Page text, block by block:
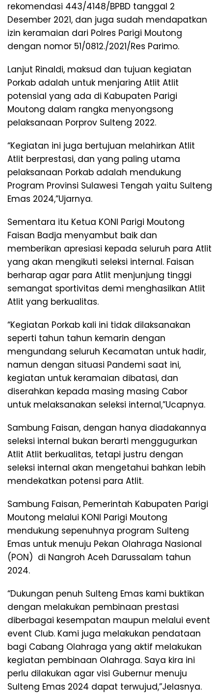
rekomendasi 443/4148/BPBD tanggal 2
Desember 2021, dan juga sudah mendapatkan
izin keramaian dari Polres Parigi Moutong
dengan nomor 51/0812./2021/Res Parimo.
Lanjut Rinaldi, maksud dan tujuan kegiatan
Porkab adalah untuk menjaring Atlit Atlit
potensial yang ada di Kabupaten Parigi
Moutong dalam rangka menyongsong
pelaksanaan Porprov Sulteng 2022.
“Kegiatan ini juga bertujuan melahirkan Atlit
Atlit berprestasi, dan yang paling utama
pelaksanaan Porkab adalah mendukung
Program Provinsi Sulawesi Tengah yaitu Sulteng
Emas 2024,”Ujarnya.
Sementara itu Ketua KONI Parigi Moutong
Faisan Badja menyambut baik dan
memberikan apresiasi kepada seluruh para Atlit
yang akan mengikuti seleksi internal. Faisan
berharap agar para Atlit menjunjung tinggi
semangat sportivitas demi menghasilkan Atlit
Atlit yang berkualitas.
“Kegiatan Porkab kali ini tidak dilaksanakan
seperti tahun tahun kemarin dengan
mengundang seluruh Kecamatan untuk hadir,
namun dengan situasi Pandemi saat ini,
kegiatan untuk keramaian dibatasi, dan
diserahkan kepada masing masing Cabor
untuk melaksanakan seleksi internal,”Ucapnya.
Sambung Faisan, dengan hanya diadakannya
seleksi internal bukan berarti menggugurkan
Atlit Atlit berkualitas, tetapi justru dengan
seleksi internal akan mengetahui bahkan lebih
mendekatkan potensi para Atlit.
Sambung Faisan, Pemerintah Kabupaten Parigi
Moutong melalui KONI Parigi Moutong
mendukung sepenuhnya program Sulteng
Emas untuk menuju Pekan Olahraga Nasional
(PON) di Nangroh Aceh Darussalam tahun
2024.
“Dukungan penuh Sulteng Emas kami buktikan
dengan melakukan pembinaan prestasi
diberbagai kesempatan maupun melalui event
event Club. Kami juga melakukan pendataan
bagi Cabang Olahraga yang aktif melakukan
kegiatan pembinaan Olahraga. Saya kira ini
perlu dilakukan agar visi Gubernur menuju
Sulteng Emas 2024 dapat terwujud,”Jelasnya.